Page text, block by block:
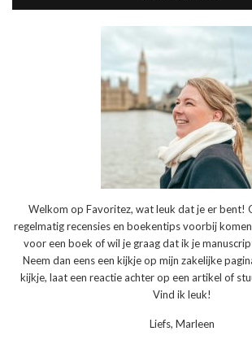
Welkom op Favoritez, wat leuk dat je er bent!
regelmatig recensies en boekentips voorbij
voor een boek of wil je graag dat ik je
Neem dan eens een kijkje op mijn zakelijke
kijkje, laat een reactie achter op een artikel of
Vind ik leuk!
Liefs, Marleen